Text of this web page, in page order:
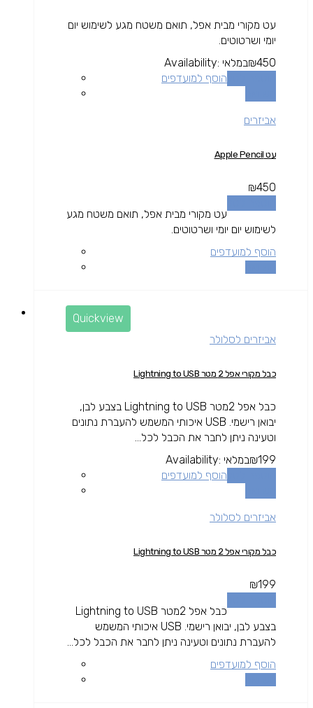
עט מקורי מבית אפל, תואם משטח מגע לשימוש יום
יומי ושרטוטים.
₪450
Availability: במלאי
הוסף למועדפים
אביזרים
עט Apple Pencil
₪450
עט מקורי מבית אפל, תואם משטח מגע
לשימוש יום יומי ושרטוטים.
הוסף למועדפים
Quickview
אביזרים לסלולר
כבל מקורי אפל 2 מטר Lightning to USB
כבל אפל 2מטר Lightning to USB בצבע לבן,
יבואן רישמי. USB איכותי המשמש להעברת נתונים
וטעינה ניתן לחבר את הכבל לכל...
₪199
Availability: במלאי
הוסף למועדפים
אביזרים לסלולר
כבל מקורי אפל 2 מטר Lightning to USB
₪199
כבל אפל 2מטר Lightning to USB
בצבע לבן, יבואן רישמי. USB איכותי המשמש
להעברת נתונים וטעינה ניתן לחבר את הכבל לכל...
הוסף למועדפים